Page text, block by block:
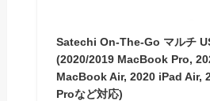
Satechi On-The-Go マルチ
(2020/2019 MacBook Pro,
MacBook Air, 2020 iPad Air,
Proなど対応)